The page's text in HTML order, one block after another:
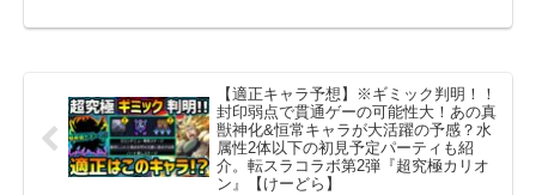
【適正キャラ予想】※ギミック判明！！
封印弱点で貫通ゲーの可能性大！あの真
獣神化&恒常キャラが大活躍の予感？水
属性2体以下の初見予定パーティも紹
介。転スラコラボ第2弾『超究極カリオ
ン』【けーどら】